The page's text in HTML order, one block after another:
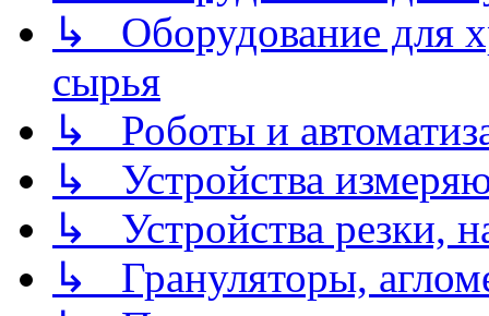
↳ Оборудование для
сырья
↳ Роботы и
↳ Устройства
↳ Устройства резки,
↳ Грануляторы,